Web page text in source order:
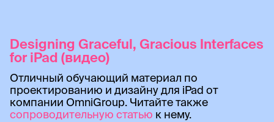
Designing Graceful, Gracious Interfaces
for iPad (видео)
Отличный обучающий материал по
проектированию и дизайну для iPad от
компании OmniGroup. Читайте также
сопроводительную статью к нему.